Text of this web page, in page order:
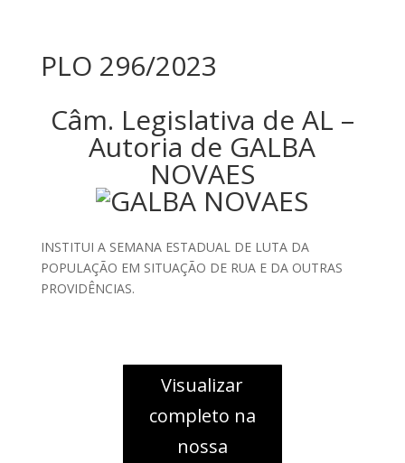
PLO 296/2023
Câm. Legislativa de AL –
Autoria de GALBA
NOVAES
INSTITUI A SEMANA ESTADUAL DE LUTA DA
POPULAÇÃO EM SITUAÇÃO DE RUA E DA OUTRAS
PROVIDÊNCIAS.
Visualizar
completo na
nossa